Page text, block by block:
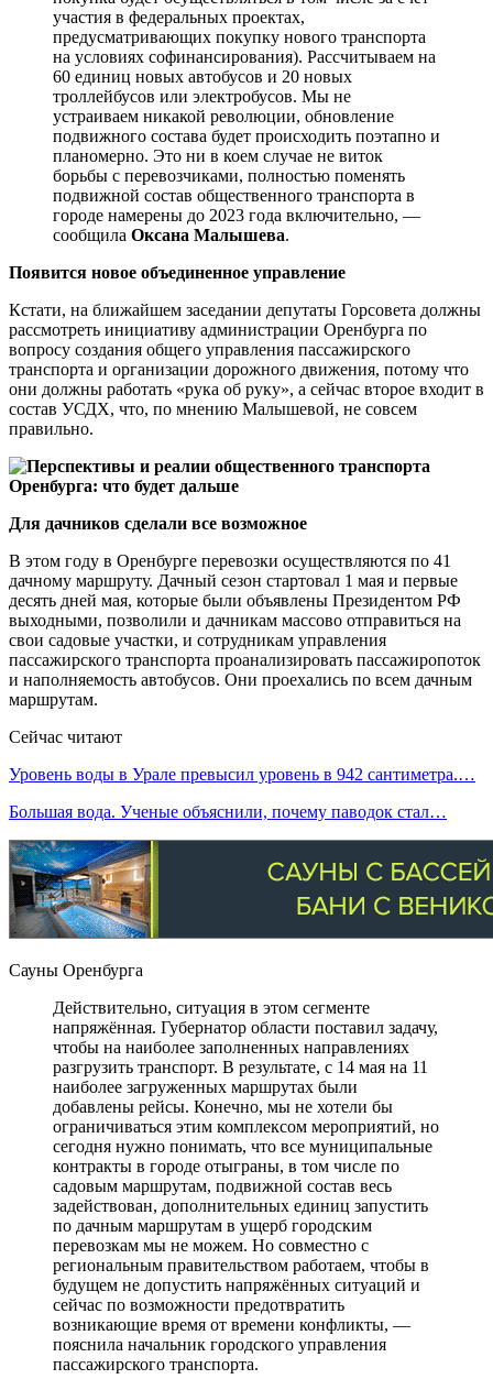
участия в федеральных проектах,
предусматривающих покупку нового транспорта
на условиях софинансирования). Рассчитываем на
60 единиц новых автобусов и 20 новых
троллейбусов или электробусов. Мы не
устраиваем никакой революции, обновление
подвижного состава будет происходить поэтапно и
планомерно. Это ни в коем случае не виток
борьбы с перевозчиками, полностью поменять
подвижной состав общественного транспорта в
городе намерены до 2023 года включительно, —
сообщила Оксана Малышева.
Появится новое объединенное управление
Кстати, на ближайшем заседании депутаты Горсовета должны
рассмотреть инициативу администрации Оренбурга по
вопросу создания общего управления пассажирского
транспорта и организации дорожного движения, потому что
они должны работать «рука об руку», а сейчас второе входит в
состав УСДХ, что, по мнению Малышевой, не совсем
правильно.
Для дачников сделали все возможное
В этом году в Оренбурге перевозки осуществляются по 41
дачному маршруту. Дачный сезон стартовал 1 мая и первые
десять дней мая, которые были объявлены Президентом РФ
выходными, позволили и дачникам массово отправиться на
свои садовые участки, и сотрудникам управления
пассажирского транспорта проанализировать пассажиропоток
и наполняемость автобусов. Они проехались по всем дачным
маршрутам.
Сейчас читают
Уровень воды в Урале превысил уровень в 942 сантиметра.…
Большая вода. Ученые объяснили, почему паводок стал…
Сауны Оренбурга
Действительно, ситуация в этом сегменте
напряжённая. Губернатор области поставил задачу,
чтобы на наиболее заполненных направлениях
разгрузить транспорт. В результате, с 14 мая на 11
наиболее загруженных маршрутах были
добавлены рейсы. Конечно, мы не хотели бы
ограничиваться этим комплексом мероприятий, но
сегодня нужно понимать, что все муниципальные
контракты в городе отыграны, в том числе по
садовым маршрутам, подвижной состав весь
задействован, дополнительных единиц запустить
по дачным маршрутам в ущерб городским
перевозкам мы не можем. Но совместно с
региональным правительством работаем, чтобы в
будущем не допустить напряжённых ситуаций и
сейчас по возможности предотвратить
возникающие время от времени конфликты, —
пояснила начальник городского управления
пассажирского транспорта.